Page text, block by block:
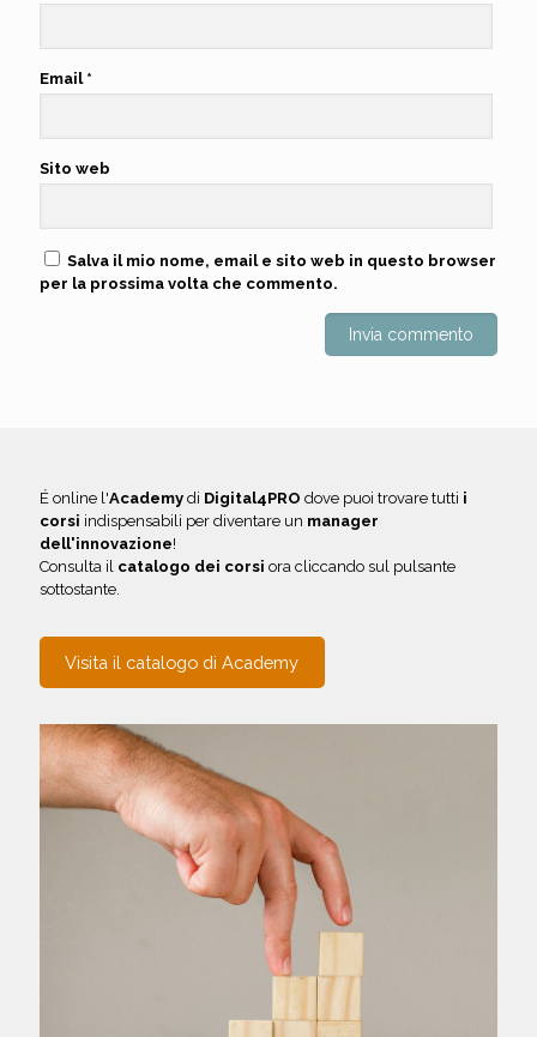
Email *
Sito web
Salva il mio nome, email e sito web in questo browser
per la prossima volta che commento.
É online l'Academy di Digital4PRO dove puoi trovare tutti i
corsi indispensabili per diventare un manager
dell'innovazione!
Consulta il catalogo dei corsi ora cliccando sul pulsante
sottostante.
Visita il catalogo di Academy